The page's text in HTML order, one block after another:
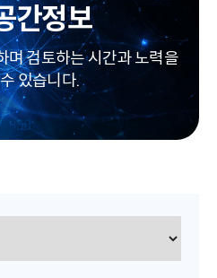
간정보
며 검토하는 시간과 노력을
있습니다.